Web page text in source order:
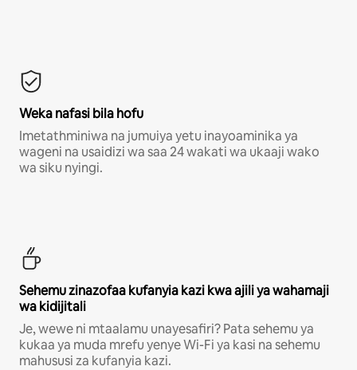
Weka nafasi bila hofu
Imetathminiwa na jumuiya yetu inayoaminika ya
wageni na usaidizi wa saa 24 wakati wa ukaaji wako
wa siku nyingi.
Sehemu zinazofaa kufanyia kazi kwa ajili ya wahamaji
wa kidijitali
Je, wewe ni mtaalamu unayesafiri? Pata sehemu ya
kukaa ya muda mrefu yenye Wi-Fi ya kasi na sehemu
mahususi za kufanyia kazi.